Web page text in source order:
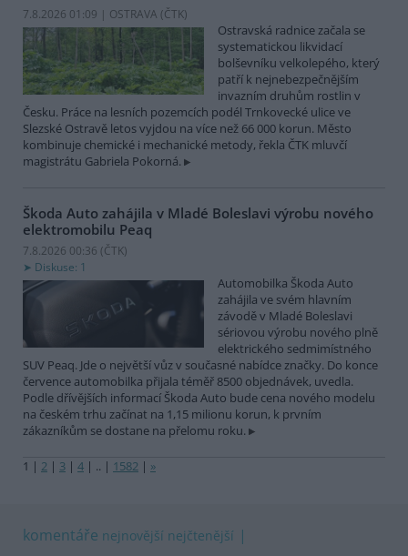
7.8.2026 01:09 | OSTRAVA (ČTK)
Ostravská radnice začala se
systematickou likvidací
bolševníku velkolepého, který
patří k nejnebezpečnějším
invazním druhům rostlin v
Česku. Práce na lesních pozemcích podél Trnkovecké ulice ve
Slezské Ostravě letos vyjdou na více než 66 000 korun. Město
kombinuje chemické i mechanické metody, řekla ČTK mluvčí
magistrátu Gabriela Pokorná.
Škoda Auto zahájila v Mladé Boleslavi výrobu nového
elektromobilu Peaq
7.8.2026 00:36 (ČTK)
Diskuse: 1
Automobilka Škoda Auto
zahájila ve svém hlavním
závodě v Mladé Boleslavi
sériovou výrobu nového plně
elektrického sedmimístného
SUV Peaq. Jde o největší vůz v současné nabídce značky. Do konce
července automobilka přijala téměř 8500 objednávek, uvedla.
Podle dřívějších informací Škoda Auto bude cena nového modelu
na českém trhu začínat na 1,15 milionu korun, k prvním
zákazníkům se dostane na přelomu roku.
1 | 2 | 3 | 4 | .. | 1582 | »
komentáře nejnovější nejčtenější